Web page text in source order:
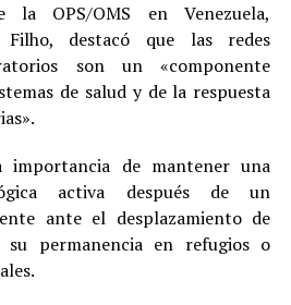
la OPS/OMS en Venezuela,
destacó que las redes
son un «componente
de salud y de la respuesta
importancia de mantener una
activa después de un
ante el desplazamiento de
permanencia en refugios o